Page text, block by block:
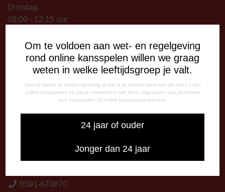
Om te voldoen aan wet- en regelgeving
rond online kansspelen willen we graag
weten in welke leeftijdsgroep je valt.
Door je keuze te maken bevestig je dat je je bewust bent van de risico's van
online kansspelen en dat je momenteel niet bent uitgesloten van deelname
aan kansspelen bij online kansspelaanbieders.
24 jaar of ouder
Jonger dan 24 jaar
Dinsdag
09:00 - 12:15 uur
Woensdag
13:00 - 17:00 uur
13:00 - 17:00 uur
Op thuiswedstrijddagen bereikbaar vanaf 13:00 - 20:00 uur
CORRESPONDENTIE-ADRES
0591-670670